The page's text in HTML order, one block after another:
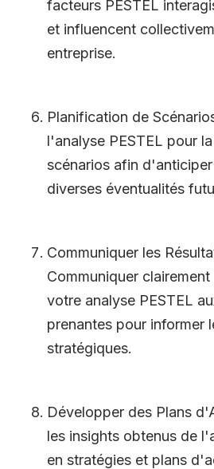
facteurs PESTEL
et influencent
entreprise.
Planification de
l'analyse PESTEL pour
scénarios afin d'
diverses éventualités
Communiquer les
Communiquer
votre analyse PESTEL
prenantes pour informer
stratégiques.
Développer des Plans d'
les insights obtenus de l'
en stratégies et plans d'